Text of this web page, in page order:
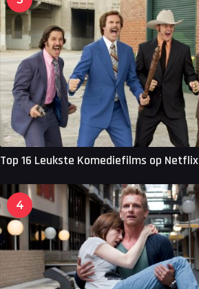
Top 16 Leukste Komediefilms op Netflix
4